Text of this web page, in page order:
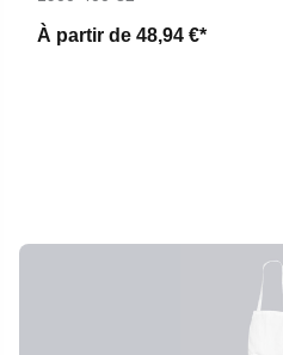
À partir de 48,94 €*